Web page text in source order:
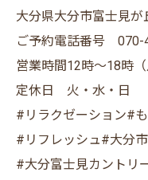
大分県大分市富士見が
ご予約電話番号 070-
営業時間12時〜18時（
定休日 火・水・日
#リラクゼーション#
#リフレッシュ#大分
#大分富士見カントリ